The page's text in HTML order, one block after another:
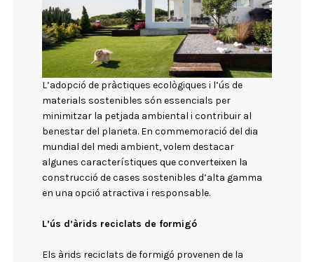
L’adopció de pràctiques ecològiques i l’ús de
materials sostenibles són essencials per
minimitzar la petjada ambiental i contribuir al
benestar del planeta. En commemoració del dia
mundial del medi ambient, volem destacar
algunes característiques que converteixen la
construcció de cases sostenibles d’alta gamma
en una opció atractiva i responsable.
L’ús d’àrids reciclats de formigó
Els àrids reciclats de formigó provenen de la